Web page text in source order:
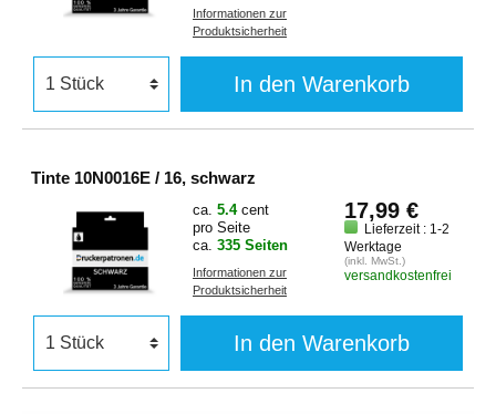
Informationen zur
Produktsicherheit
In den Warenkorb
Tinte 10N0016E / 16, schwarz
ca. 5.4 cent
pro Seite
ca. 335 Seiten
Informationen zur
Produktsicherheit
17,99 €
Lieferzeit : 1-2
Werktage
(inkl. MwSt.)
versandkostenfrei
In den Warenkorb